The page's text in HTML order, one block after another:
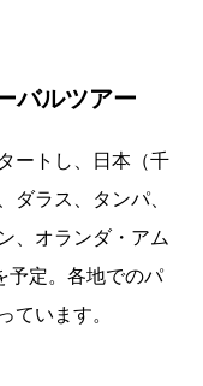
バルツアー
ートし、日本（千
ダラス、タンパ、
、オランダ・アム
予定。各地でのパ
ています。